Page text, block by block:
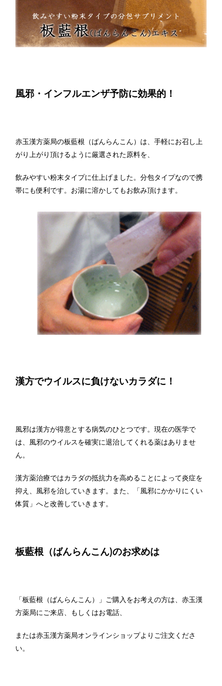
風邪・インフルエンザ予防に効果的！
赤玉漢方薬局の板藍根（ばんらんこん）は、手軽にお召し上
がり上がり頂けるように厳選された原料を、
飲みやすい粉末タイプに仕上げました。分包タイプなので携
帯にも便利です。お湯に溶かしてもお飲み頂けます。
漢方でウイルスに負けないカラダに！
風邪は漢方が得意とする病気のひとつです。現在の医学で
は、風邪のウイルスを確実に退治してくれる薬はありませ
ん。
漢方薬治療ではカラダの抵抗力を高めることによって炎症を
抑え、風邪を治していきます。また、「風邪にかかりにくい
体質」へと改善していきます。
板藍根（ばんらんこん)のお求めは
「板藍根（ばんらんこん）」ご購入をお考えの方は、赤玉漢
方薬局にご来店、もしくはお電話、
または赤玉漢方薬局オンラインショップよりご注文くださ
い。